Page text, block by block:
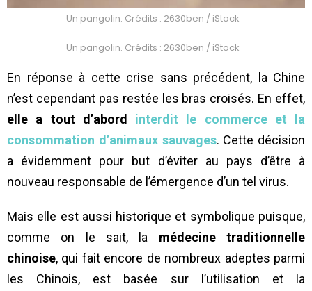
Un pangolin. Crédits : 2630ben / iStock
Un pangolin. Crédits : 2630ben / iStock
En réponse à cette crise sans précédent, la Chine
n’est cependant pas restée les bras croisés. En effet,
elle a tout d’abord
interdit le commerce et la
consommation d’animaux sauvages. Cette décision
a évidemment pour but d’éviter au pays d’être à
nouveau responsable de l’émergence d’un tel virus.
Mais elle est aussi historique et symbolique puisque,
comme on le sait, la médecine traditionnelle
chinoise, qui fait encore de nombreux adeptes parmi
les Chinois, est basée sur l’utilisation et la